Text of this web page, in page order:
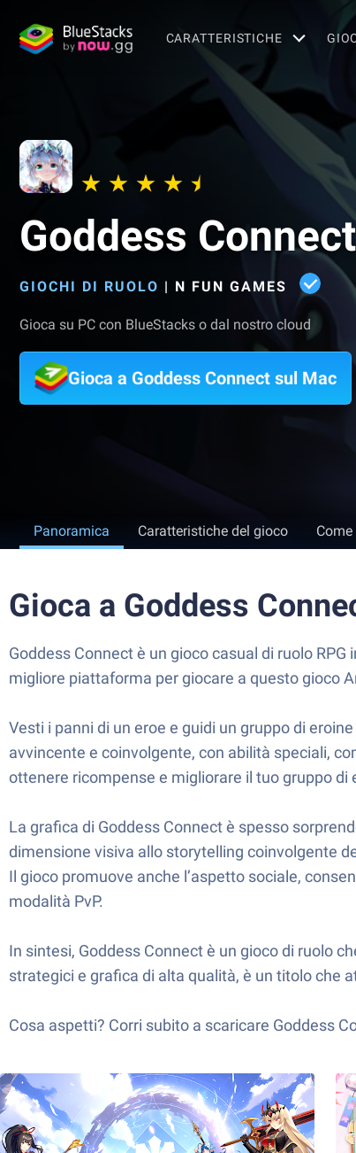
CARATTERISTICHE
Goddess Connect
GIOCHI DI RUOLO | N FUN GAMES
Gioca su PC con BlueStacks o dal nostro cloud
Gioca a Goddess Connect sul Mac
Panoramica Caratteristiche del gioco
Gioca a Goddess
Goddess Connect è un gioco casual di ruolo
migliore piattaforma per giocare a questo gioco
Vesti i panni di un eroe e guidi un gruppo di
avvincente e coinvolgente, con abilità speciali,
ottenere ricompense e migliorare il tuo gruppo di
La grafica di Goddess Connect è spesso
dimensione visiva allo storytelling coinvolgente
Il gioco promuove anche l’aspetto sociale,
modalità PvP.
In sintesi, Goddess Connect è un gioco di ruolo
strategici e grafica di alta qualità, è un titolo che
Cosa aspetti? Corri subito a scaricare Goddess